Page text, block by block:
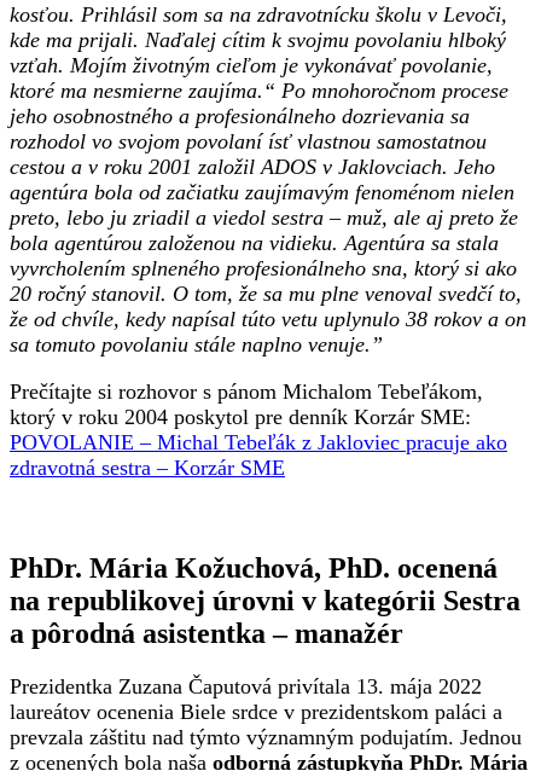
kosťou. Prihlásil som sa na zdravotnícku školu v Levoči,
kde ma prijali. Naďalej cítim k svojmu povolaniu hlboký
vzťah. Mojím životným cieľom je vykonávať povolanie,
ktoré ma nesmierne zaujíma.“ Po mnohoročnom procese
jeho osobnostného a profesionálneho dozrievania sa
rozhodol vo svojom povolaní ísť vlastnou samostatnou
cestou a v roku 2001 založil ADOS v Jaklovciach. Jeho
agentúra bola od začiatku zaujímavým fenoménom nielen
preto, lebo ju zriadil a viedol sestra – muž, ale aj preto že
bola agentúrou založenou na vidieku. Agentúra sa stala
vyvrcholením splneného profesionálneho sna, ktorý si ako
20 ročný stanovil. O tom, že sa mu plne venoval svedčí to,
že od chvíle, kedy napísal túto vetu uplynulo 38 rokov a on
sa tomuto povolaniu stále naplno venuje.”
Prečítajte si rozhovor s pánom Michalom Tebeľákom,
ktorý v roku 2004 poskytol pre denník Korzár SME:
POVOLANIE – Michal Tebeľák z Jakloviec pracuje ako
zdravotná sestra – Korzár SME
PhDr. Mária Kožuchová, PhD. ocenená
na republikovej úrovni v kategórii Sestra
a pôrodná asistentka – manažér
Prezidentka Zuzana Čaputová privítala 13. mája 2022
laureátov ocenenia Biele srdce v prezidentskom paláci a
prevzala záštitu nad týmto významným podujatím. Jednou
z ocenených bola naša odborná zástupkyňa PhDr. Mária